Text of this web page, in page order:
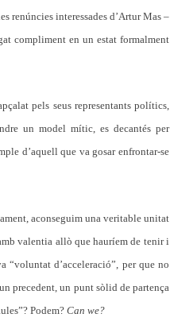
renúncies interessades d’Artur Mas –
compliment en un estat formalment
pels seus representants polítics,
un model mític, es decantés per
d’aquell que va gosar enfrontar-se
aconseguim una veritable unitat
valentia allò que hauríem de tenir i
“voluntat d’acceleració”, per que no
precedent, un punt sòlid de partença
Podem? Can we?